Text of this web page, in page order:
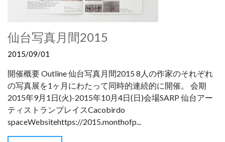
仙台写真月間2015
2015/09/01
開催概要 Outline 仙台写真月間2015 8人の作家のそれぞれ
の写真展を1ヶ月にわたって同時的連続的に開催。 会期
2015年9月1日(火)-2015年10月4日(日)会場SARP 仙台アー
ティストランプレイスCacobirdo
spaceWebsitehttps://2015.monthofp...